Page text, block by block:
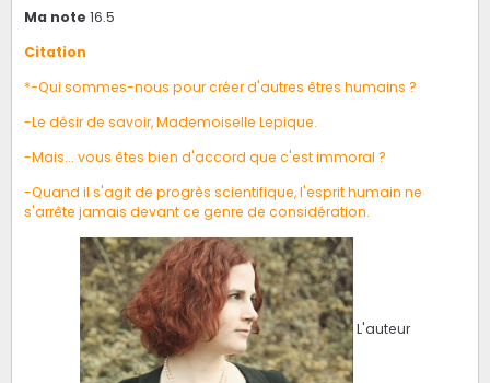
Ma note 16.5
Citation
*-Qui sommes-nous pour créer d'autres êtres humains ?
-Le désir de savoir, Mademoiselle Lepique.
-Mais... vous êtes bien d'accord que c'est immoral ?
-Quand il s'agit de progrès scientifique, l'esprit humain ne
s'arrête jamais devant ce genre de considération.
L'auteur